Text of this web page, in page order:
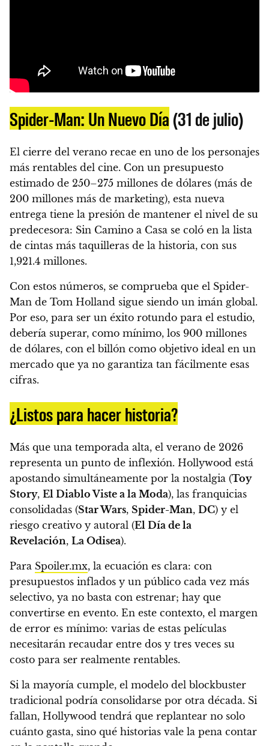
Spider-Man: Un Nuevo Día(31 de julio)
El cierre del verano recae en uno de los personajes
más rentables del cine. Con un presupuesto
estimado de 250–275 millones de dólares (más de
200 millones más de marketing), esta nueva
entrega tiene la presión de mantener el nivel de su
predecesora: Sin Camino a Casa se coló en la lista
de cintas más taquilleras de la historia, con sus
1,921.4 millones.
Con estos números, se comprueba que el Spider-
Man de Tom Holland sigue siendo un imán global.
Por eso, para ser un éxito rotundo para el estudio,
debería superar, como mínimo, los 900 millones
de dólares, con el billón como objetivo ideal en un
mercado que ya no garantiza tan fácilmente esas
cifras.
¿Listos para hacer historia?
Más que una temporada alta, el verano de 2026
representa un punto de inflexión. Hollywood está
apostando simultáneamente por la nostalgia (Toy
Story, El Diablo Viste a la Moda), las franquicias
consolidadas (Star Wars, Spider-Man, DC) y el
riesgo creativo y autoral (El Día de la
Revelación, La Odisea).
Para Spoiler.mx, la ecuación es clara: con
presupuestos inflados y un público cada vez más
selectivo, ya no basta con estrenar; hay que
convertirse en evento. En este contexto, el margen
de error es mínimo: varias de estas películas
necesitarán recaudar entre dos y tres veces su
costo para ser realmente rentables.
Si la mayoría cumple, el modelo del blockbuster
tradicional podría consolidarse por otra década. Si
fallan, Hollywood tendrá que replantear no solo
cuánto gasta, sino qué historias vale la pena contar